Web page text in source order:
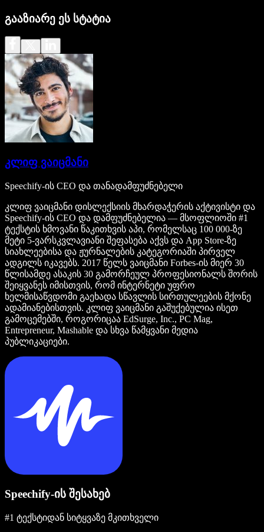
გააზიარე ეს სტატია
კლიფ ვაიცმანი
Speechify-ის CEO და თანადამფუძნებელი
კლიფ ვაიცმანი დისლექსიის მხარდაჭერის აქტივისტი და
Speechify-ის CEO და დამფუძნებელია — მსოფლიოში #1
ტექსტის ხმოვანი წაკითხვის აპი, რომელსაც 100 000-ზე
მეტი 5-ვარსკვლავიანი შეფასება აქვს და App Store-ზე
სიახლეებისა და ჟურნალების კატეგორიაში პირველ
ადგილს იკავებს. 2017 წელს ვაიცმანი Forbes-ის მიერ 30
წლისამდე ასაკის 30 გამორჩეულ პროფესიონალს შორის
შეიყვანეს იმისთვის, რომ ინტერნეტი უფრო
ხელმისაწვდომი გაეხადა სწავლის სირთულეების მქონე
ადამიანებისთვის. კლიფ ვაიცმანი გაშუქებულია ისეთ
გამოცემებში, როგორიცაა EdSurge, Inc., PC Mag,
Entrepreneur, Mashable და სხვა წამყვანი მედია
პუბლიკაციები.
Speechify-ის შესახებ
#1 ტექსტიდან სიტყვაზე მკითხველი